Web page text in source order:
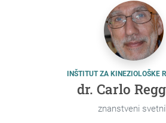
INŠTITUT ZA KINEZIOLOŠKE
dr. Carlo
znanstveni